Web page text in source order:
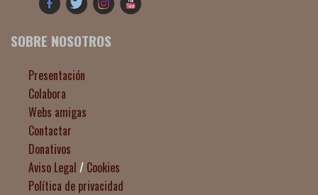
SOBRE NOSOTROS
Presentación
Colabora
Webs amigas
Contactar
Donativos
Aviso Legal / Cookies
Política de privacidad